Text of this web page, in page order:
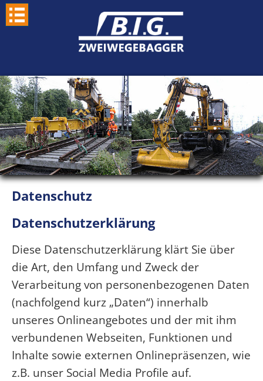
Datenschutz
Datenschutzerklärung
Diese Datenschutzerklärung klärt Sie über
die Art, den Umfang und Zweck der
Verarbeitung von personenbezogenen Daten
(nachfolgend kurz „Daten“) innerhalb
unseres Onlineangebotes und der mit ihm
verbundenen Webseiten, Funktionen und
Inhalte sowie externen Onlinepräsenzen, wie
z.B. unser Social Media Profile auf.